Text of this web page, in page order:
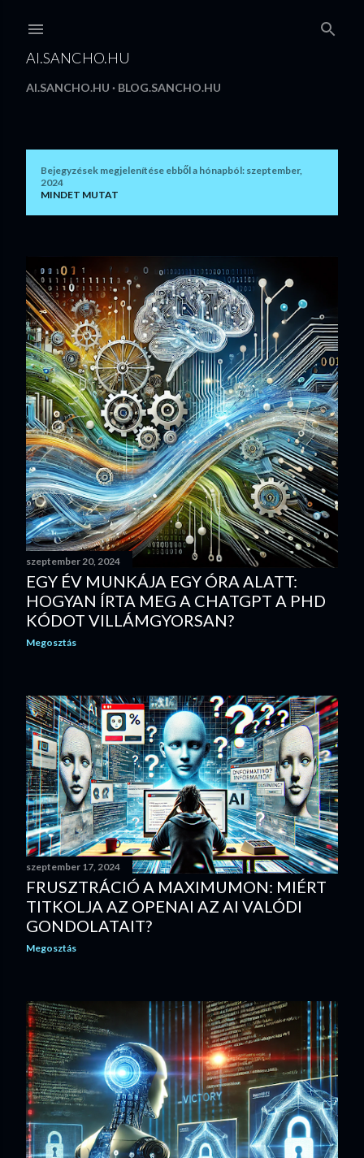
AI.SANCHO.HU
AI.SANCHO.HU BLOG.SANCHO.HU
B
e
e
g
y
z
é
s
e
k
Bejegyzések megjelenítése ebből a hónapból: szeptember,
2024
MINDET MUTAT
szeptember 20, 2024
EGY ÉV MUNKÁJA EGY ÓRA ALATT:
HOGYAN ÍRTA MEG A CHATGPT A PHD
KÓDOT VILLÁMGYORSAN?
Megosztás
szeptember 17, 2024
FRUSZTRÁCIÓ A MAXIMUMON: MIÉRT
TITKOLJA AZ OPENAI AZ AI VALÓDI
GONDOLATAIT?
Megosztás